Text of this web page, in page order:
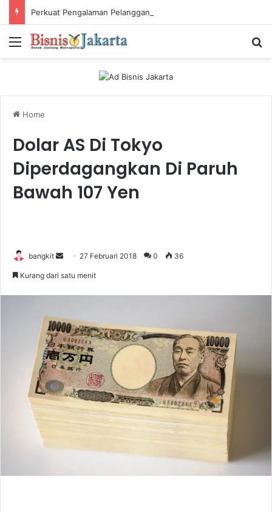
Menu
Home
Dolar AS Di Tokyo
Diperdagangkan Di Paruh
Bawah 107 Yen
bangkit
n
e
m
a
i
27 Februari 2018 0 36
Kurang dari satu menit